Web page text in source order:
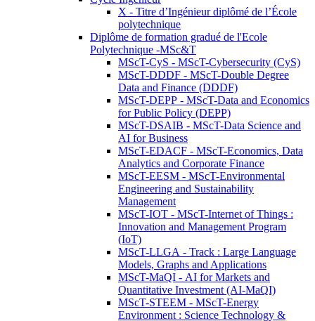
X - Titre d’Ingénieur diplômé de l’École
polytechnique
Diplôme de formation gradué de l'Ecole
Polytechnique -MSc&T
MScT-CyS - MScT-Cybersecurity (CyS)
MScT-DDDF - MScT-Double Degree
Data and Finance (DDDF)
MScT-DEPP - MScT-Data and Economics
for Public Policy (DEPP)
MScT-DSAIB - MScT-Data Science and
AI for Business
MScT-EDACF - MScT-Economics, Data
Analytics and Corporate Finance
MScT-EESM - MScT-Environmental
Engineering and Sustainability
Management
MScT-IOT - MScT-Internet of Things :
Innovation and Management Program
(IoT)
MScT-LLGA - Track : Large Language
Models, Graphs and Applications
MScT-MaQI - AI for Markets and
Quantitative Investment (AI-MaQI)
MScT-STEEM - MScT-Energy
Environment : Science Technology &